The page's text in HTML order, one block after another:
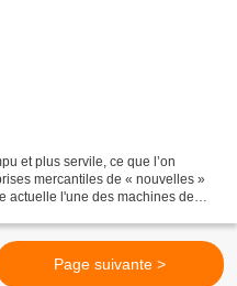
et plus servile, ce que l’on
mercantiles de « nouvelles »
actuelle l'une des machines de
Page suivante >